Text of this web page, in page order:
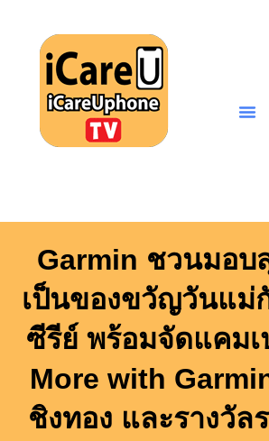
content
Garmin ชวนมอบ
เป็นของขวัญวันแม่
ซีรีย์ พร้อมจัดแคม
More with
ชิงทอง และรางวัล